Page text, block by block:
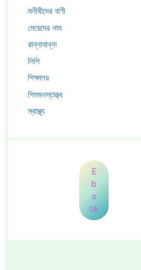
মনীষীদের বাণী
মেয়েদের নাম
রান্নাবান্না
লিপি
শিক্ষালয়
শিশুমনস্তত্ত্ব
স্বাস্থ্য
E
b
o
ok